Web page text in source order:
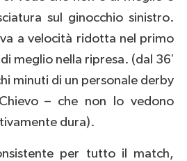
sul ginocchio sinistro.
a velocità ridotta nel primo
meglio nella ripresa. (dal 36′
minuti di un personale derby
– che non lo vedono
dura).
per tutto il match,